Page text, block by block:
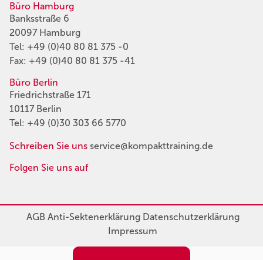
Büro Hamburg
Banksstraße 6
20097 Hamburg
Tel: +49 (0)40 80 81 375 -0
Fax: +49 (0)40 80 81 375 -41
Büro Berlin
Friedrichstraße 171
10117 Berlin
Tel: +49 (0)30 303 66 5770
Schreiben Sie uns service@kompakttraining.de
Folgen Sie uns auf
AGBAnti-SektenerklärungDatenschutzerklärung
Impressum